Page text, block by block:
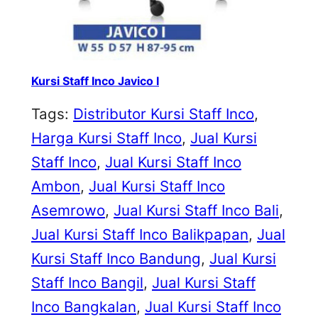
Kursi Staff Inco Javico I
Tags: Distributor Kursi Staff Inco
Harga Kursi Staff Inco, Jual Kursi
Staff Inco, Jual Kursi Staff Inco
Ambon, Jual Kursi Staff Inco
Asemrowo, Jual Kursi Staff Inco Bali
Jual Kursi Staff Inco Balikpapan, Jual
Kursi Staff Inco Bandung, Jual Kursi
Staff Inco Bangil, Jual Kursi Staff
Inco Bangkalan, Jual Kursi Staff Inco